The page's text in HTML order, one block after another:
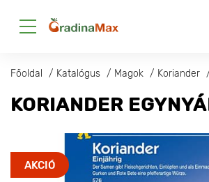
Főoldal Katalógus Magok Koriander
KORIANDER
AKCIÓ